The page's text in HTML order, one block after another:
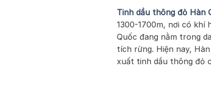
Tinh dầu thông đỏ Hàn
1300-1700m, nơi có khí
Quốc đang nằm trong
tích rừng. Hiện nay,
xuất tinh dầu thông đỏ